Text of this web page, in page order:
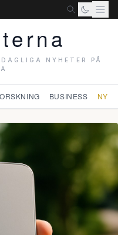
NYHETER PÅ
BUSINESS